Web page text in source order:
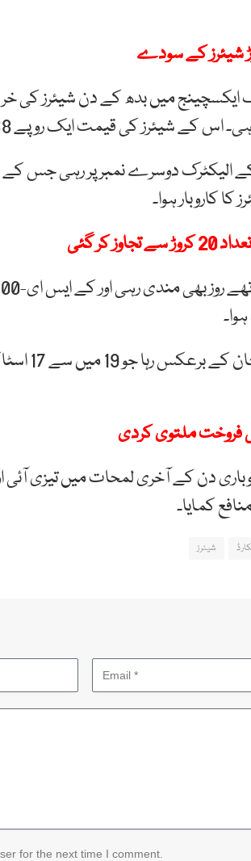
کے شیئرز کی قیمت ایک روپے 68 پیسے تھی۔
کر گئی
فروخت ملتوی کردی
دن کے آخری لمحات میں تیزی آئی
کمایا۔
شیئرز
for the next time I comment.